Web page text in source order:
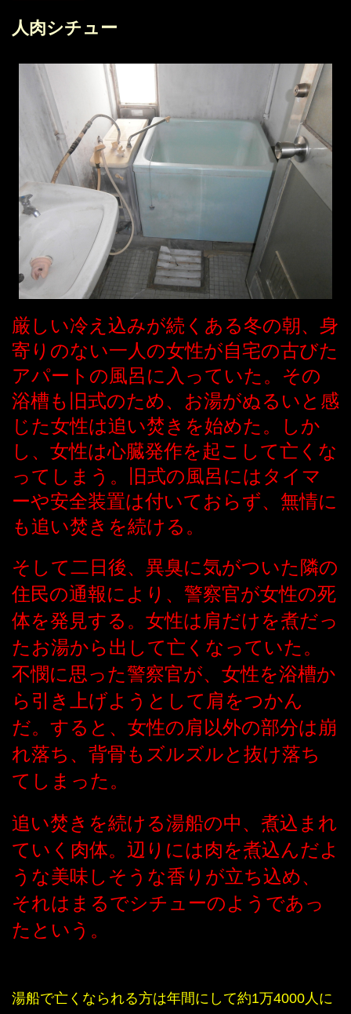
人肉シチュー
厳しい冷え込みが続くある冬の朝、身
寄りのない一人の女性が自宅の古びた
アパートの風呂に入っていた。その
浴槽も旧式のため、お湯がぬるいと感
じた女性は追い焚きを始めた。しか
し、女性は心臓発作を起こして亡くな
ってしまう。旧式の風呂にはタイマ
ーや安全装置は付いておらず、無情に
も追い焚きを続ける。
そして二日後、異臭に気がついた隣の
住民の通報により、警察官が女性の死
体を発見する。女性は肩だけを煮だっ
たお湯から出して亡くなっていた。
不憫に思った警察官が、女性を浴槽か
ら引き上げようとして肩をつかん
だ。すると、女性の肩以外の部分は崩
れ落ち、背骨もズルズルと抜け落ち
てしまった。
追い焚きを続ける湯船の中、煮込まれ
ていく肉体。辺りには肉を煮込んだよ
うな美味しそうな香りが立ち込め、
それはまるでシチューのようであっ
たという。
湯船で亡くなられる方は年間にして約1万4000人に